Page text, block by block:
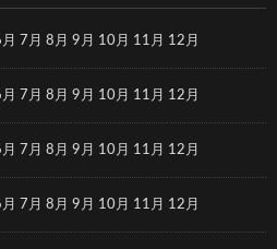
7月 8月 9月 10月 11月 12月
7月 8月 9月 10月 11月 12月
7月 8月 9月 10月 11月 12月
7月 8月 9月 10月 11月 12月